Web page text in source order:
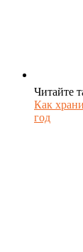
Читайте
Как
год